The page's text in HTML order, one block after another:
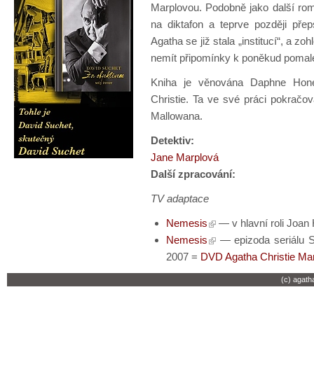
Marplovou. Podobně jako další
na diktafon a teprve později
Agatha se již stala „institucí“, a
nemít připomínky k poněkud
Kniha je věnována Daphne
Christie. Ta ve své práci
Mallowana.
Detektiv:
Jane Marplová
Další zpracování:
TV adaptace
Nemesis
— v hlavní roli Joan
Nemesis
— epizoda seriálu
2007 = DVD Agatha Christie
(c)